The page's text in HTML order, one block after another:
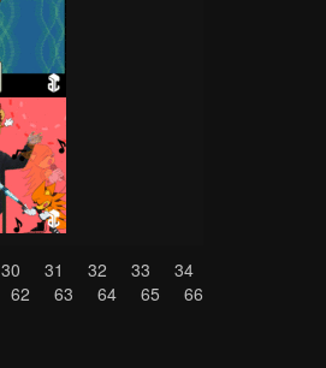
30 31 32 33
34
62 63 64 65
66